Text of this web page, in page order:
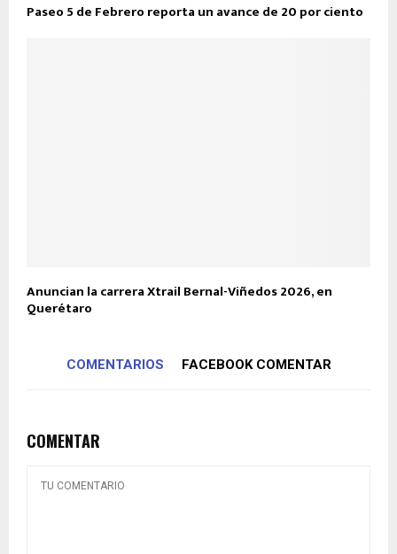
Paseo 5 de Febrero reporta un avance de 20 por ciento
Anuncian la carrera Xtrail Bernal-Viñedos 2026, en
Querétaro
COMENTARIOS FACEBOOK COMENTAR
COMENTAR